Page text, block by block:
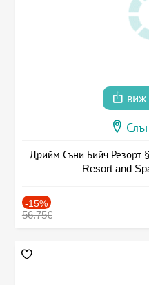
виж
Дрийм Съни Бийч
Resort and
-15%
56.75€